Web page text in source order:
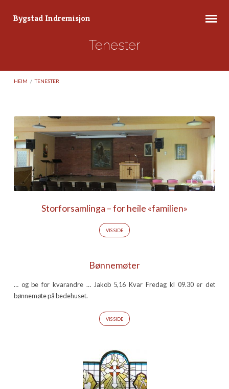
Bygstad Indremisjon
Tenester
HEIM / TENESTER
Tenester
Storforsamlinga – for heile «familien»
VIS SIDE
Bønnemøter
… og be for kvarandre … Jakob 5,16 Kvar Fredag kl 09.30 er det
bønnemøte på bedehuset.
VIS SIDE